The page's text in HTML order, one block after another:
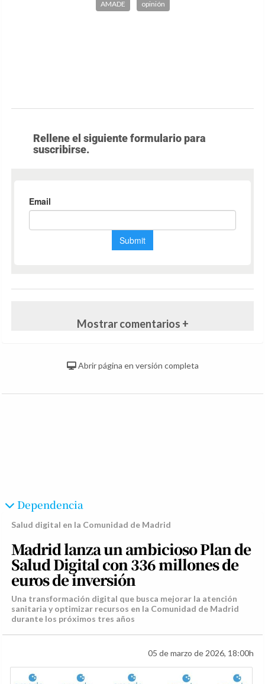
AMADE opinión
Rellene el siguiente formulario para
suscribirse.
Mostrar comentarios +
Abrir página en versión completa
Dependencia
Salud digital en la Comunidad de Madrid
Madrid lanza un ambicioso Plan de
Salud Digital con 336 millones de
euros de inversión
Una transformación digital que busca mejorar la atención
sanitaria y optimizar recursos en la Comunidad de Madrid
durante los próximos tres años
05 de marzo de 2026, 18:00h